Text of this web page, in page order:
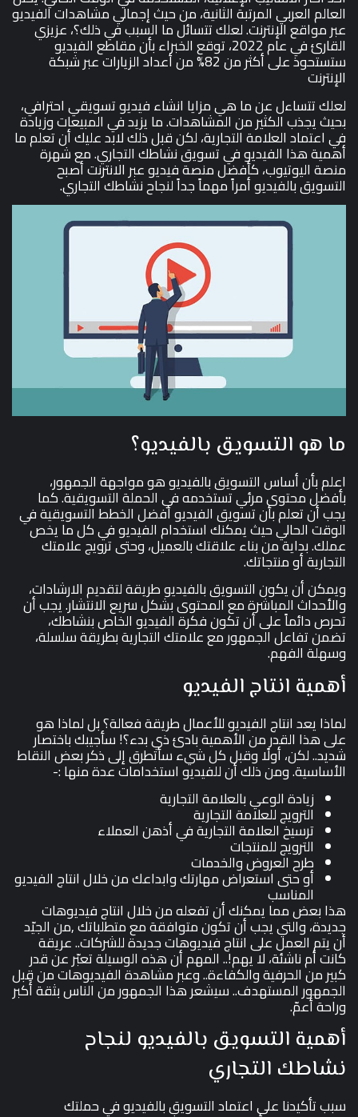
العالم العربي المرتبة الثانية، من حيث إجمالي مشاهدات الفيديو
عبر مواقع الإنترنت. لعلك تتسائل ما السبب في ذلك؟، عزيزي
القارئ في عام 2022، توقع الخبراء بأن مقاطع الفيديو
ستستحوذ على أكثر من 82% من أعداد الزيارات عبر شبكة
الإنترنت
لعلك تتساءل عن ما هي مزايا انشاء فيديو تسويقي احترافي،
بحيث يجذب الكثير من المشاهدات. ما يزيد في المبيعات وزيادة
في اعتماد العلامة التجارية، لكن قبل ذلك لابد عليك أن تعلم ما
أهمية هذا الفيديو في تسويق نشاطك التجاري. مع شهرة
منصة اليوتيوب، كأفضل منصة فيديو عبر الانترنت أصبح
التسويق بالفيديو أمراً مهماً جداً لنجاح نشاطك التجاري.
ما هو التسويق بالفيديو؟
اعلم بأن أساس التسويق بالفيديو هو مواجهة الجمهور،
بأفضل محتوى مرئي تستخدمه في الحملة التسويقية. كما
يجب أن تعلم بأن تسويق الفيديو أفضل الخطط التسويقية في
الوقت الحالي حيث يمكنك استخدام الفيديو في كل ما يخص
عملك. بداية من بناء علاقتك بالعميل، وحتى ترويج علامتك
التجارية أو منتجاتك.
ويمكن أن يكون التسويق بالفيديو طريقة لتقديم الارشادات،
والأحداث المباشرة مع المحتوى بشكل سريع الانتشار. يجب أن
تحرص دائماً على أن تكون فكرة الفيديو الخاص بنشاطك،
تضمن تفاعل الجمهور مع علامتك التجارية بطريقة سلسلة،
وسهلة الفهم.
أهمية انتاج الفيديو
لماذا يعد انتاج الفيديو للأعمال طريقة فعالة؟ بل لماذا هو
على هذا القدر من الأهمية بادئ ذي بدء؟! سأجيبك باختصار
شديد.. لكن، أولًا وقبل كل شيء سأتطرق إلى ذكر بعض النقاط
الأساسية. ومن ذلك أن للفيديو استخدامات عدة منها :-
زيادة الوعي بالعلامة التجارية
الترويج للعلامة التجارية
ترسيخ العلامة التجارية في أذهن العملاء
الترويج للمنتجات
طرح العروض والخدمات
أو حتى استعراض مهارتك وابداعك من خلال انتاج الفيديو
المناسب
هذا بعض مما يمكنك أن تفعله من خلال انتاج فيديوهات
جديدة، والتي يجب أن تكون متوافقة مع متطلباتك ,من الجيّد
أن يتم العمل على انتاج فيديوهات جديدة للشركات.. عريقة
كانت أم ناشئة، لا يهم!.. المهم أن هذه الوسيلة تعبّر عن قدر
كبير من الحرفية والكفاءة.. وعبر مشاهدة الفيديوهات من قِبل
الجمهور المستهدف.. سيشعر هذا الجمهور من الناس بثقة أكبر
وراحة أعمّ.
أهمية التسويق بالفيديو لنجاح
نشاطك التجاري
سبب تأكيدنا على اعتماد التسويق بالفيديو في حملتك